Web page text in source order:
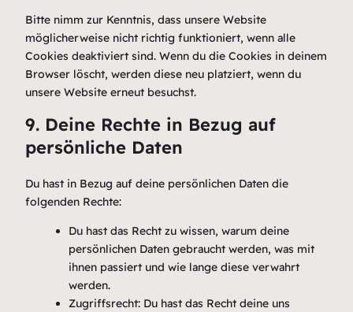
Bitte nimm zur Kenntnis, dass unsere Website
möglicherweise nicht richtig funktioniert, wenn alle
Cookies deaktiviert sind. Wenn du die Cookies in deinem
Browser löscht, werden diese neu platziert, wenn du
unsere Website erneut besuchst.
9. Deine Rechte in Bezug auf
persönliche Daten
Du hast in Bezug auf deine persönlichen Daten die
folgenden Rechte:
Du hast das Recht zu wissen, warum deine
persönlichen Daten gebraucht werden, was mit
ihnen passiert und wie lange diese verwahrt
werden.
Zugriffsrecht: Du hast das Recht deine uns